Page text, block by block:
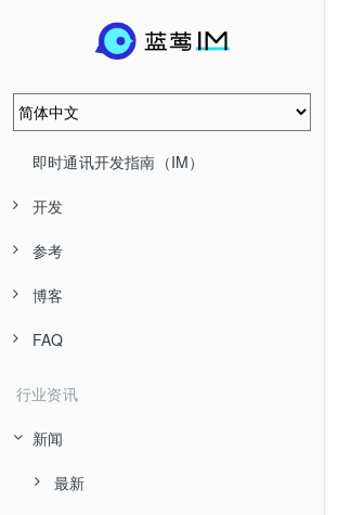
即时通讯开发指南（IM）
开发
参考
博客
FAQ
行业资讯
新闻
最新